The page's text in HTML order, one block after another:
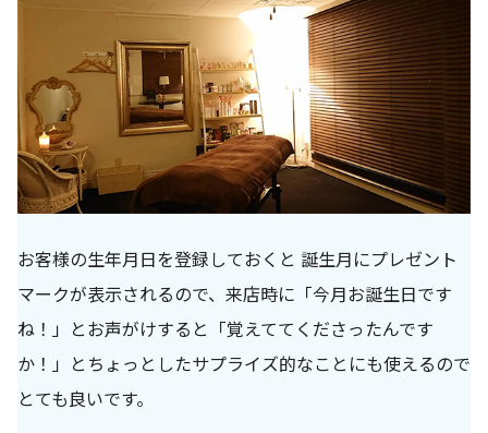
お客様の生年月日を登録しておくと 誕生月にプレゼント
マークが表示されるので、来店時に「今月お誕生日です
ね！」とお声がけすると「覚えててくださったんです
か！」とちょっとしたサプライズ的なことにも使えるので
とても良いです。